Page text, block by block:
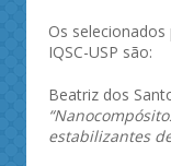
Os
IQSC-USP são:
Beatriz dos
estabilizantes